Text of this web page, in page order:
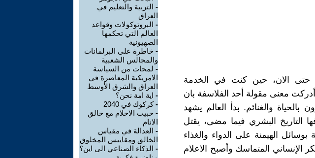
حتى الان، حين كنت في الخدمة
أدركت معنى مقولة أحد الفلاسفة بان
بالحياة والغنائم. بدأ العالم يشهد
التاريخ البشري فيما مضى، يقتل
بوسائل الهيمنة على الدواء والغذاء
الإنساني المتماسك وأصبح الاعلام
- التربية والتعليم في
العراق
- البروتوكولات وقواعد
العالم التي تحكمها
الصهيونية
- خاطرة على البرلمانات
والمجالس الشعبية
- لمحات من السياسة
الامريكية المعاصرة في
العراق والشرق الأوسط
- اية امة نحن؟
-كركوك في 2040
- حبيب الاحلام مع خالق
الانام
- العدالة في مقياس
الخالق ومقاييس المخلوق
- الذكاء الصناعي الى اين؟